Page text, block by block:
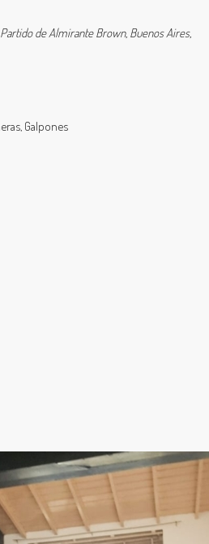
de Almirante Brown, Buenos Aires,
Galpones